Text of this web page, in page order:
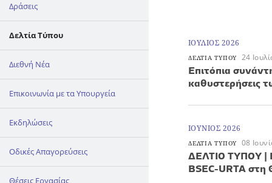
Δράσεις
Δελτία Τύπου
Διεθνή Νέα
Επικοινωνία με τα Υπουργεία
Εκδηλώσεις
Οδικές Απαγορεύσεις
Θέσεις Εργασίας
ΙΟΥΛΙΟΣ 2026
ΔΕΛΤΙΑ ΤΥΠΟΥ 24
Επιτόπια
καθυστερήσεις
ΙΟΥΝΙΟΣ 2026
ΔΕΛΤΙΑ ΤΥΠΟΥ 08
ΔΕΛΤΙΟ ΤΥΠΟΥ |
BSEC-URTA στη